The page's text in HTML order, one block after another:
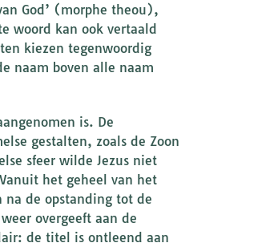
God’ (morphe theou),
woord kan ook vertaald
kiezen tegenwoordig
naam boven alle naam
is. De
gestalten, zoals de Zoon
sfeer wilde Jezus niet
het geheel van het
na de opstanding tot de
overgeeft aan de
de titel is ontleend aan